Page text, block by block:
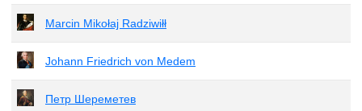
Marcin Mikołaj Radziwiłł
Johann Friedrich von Medem
Петр Шереметев